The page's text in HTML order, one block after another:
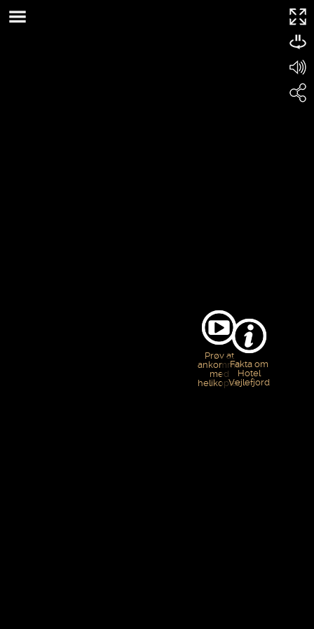
Prøv at
ankomme
med
helikopter
Fakta om
Hotel
Vejlefjord